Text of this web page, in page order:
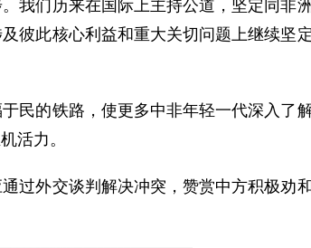
我们历来在国际上主持公道，坚定同非
彼此核心利益和重大关切问题上继续坚
民的铁路，使更多中非年轻一代深入了
活力。
过外交谈判解决冲突，赞赏中方积极劝